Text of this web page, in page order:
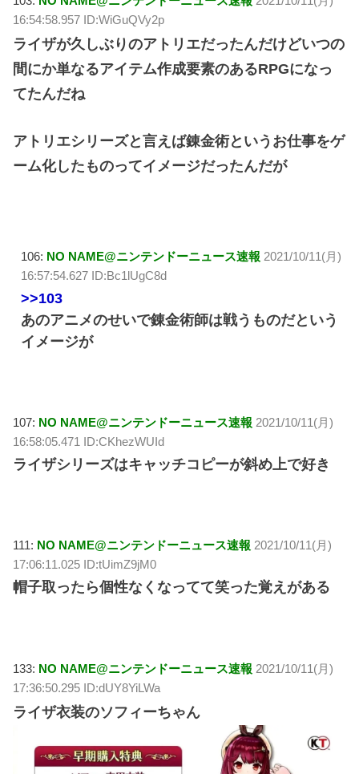
16:54:58.957 ID:WiGuQVy2p
ライザが久しぶりのアトリエだったんだけどいつの
間にか単なるアイテム作成要素のあるRPGになっ
てたんだね
アトリエシリーズと言えば錬金術というお仕事をゲ
ーム化したものってイメージだったんだが
106: NO NAME@ニンテンドーニュース速報 2021/10/11(月)
16:57:54.627 ID:Bc1lUgC8d
>>103
あのアニメのせいで錬金術師は戦うものだという
イメージが
107: NO NAME@ニンテンドーニュース速報 2021/10/11(月)
16:58:05.471 ID:CKhezWUId
ライザシリーズはキャッチコピーが斜め上で好き
111: NO NAME@ニンテンドーニュース速報 2021/10/11(月)
17:06:11.025 ID:tUimZ9jM0
帽子取ったら個性なくなってて笑った覚えがある
133: NO NAME@ニンテンドーニュース速報 2021/10/11(月)
17:36:50.295 ID:dUY8YiLWa
ライザ衣装のソフィーちゃん